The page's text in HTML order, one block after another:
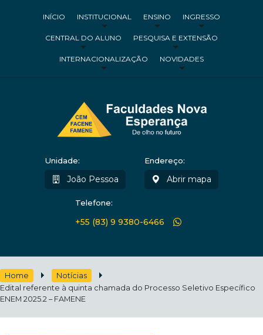
INÍCIO INSTITUCIONAL ENSINO INGRESSO
CENTRAL DO ALUNO PESQUISA E EXTENSÃO
INTERNACIONALIZAÇÃO NOVIDADES
Unidade:
João Pessoa
Endereço:
Abrir mapa
Telefone:
+55 (83) 9 9380-6466
Home
Notícias
Edital referente à quinta chamada do Processo Seletivo Específico
ENEM 2025.2 – FAMENE